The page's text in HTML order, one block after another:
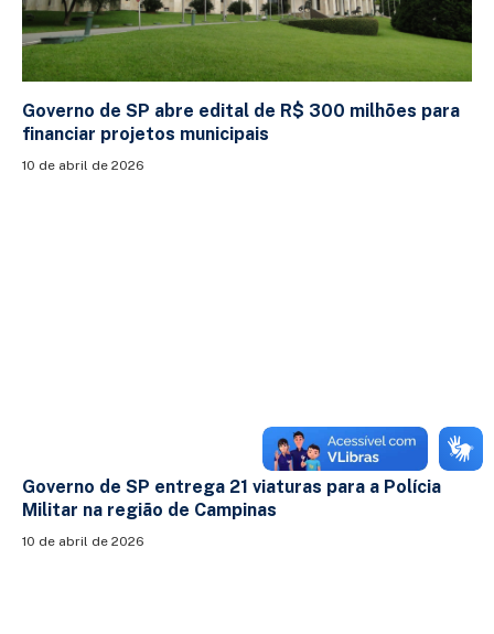
Governo de SP abre edital de R$ 300 milhões para
financiar projetos municipais
10 de abril de 2026
Governo de SP entrega 21 viaturas para a Polícia
Militar na região de Campinas
10 de abril de 2026